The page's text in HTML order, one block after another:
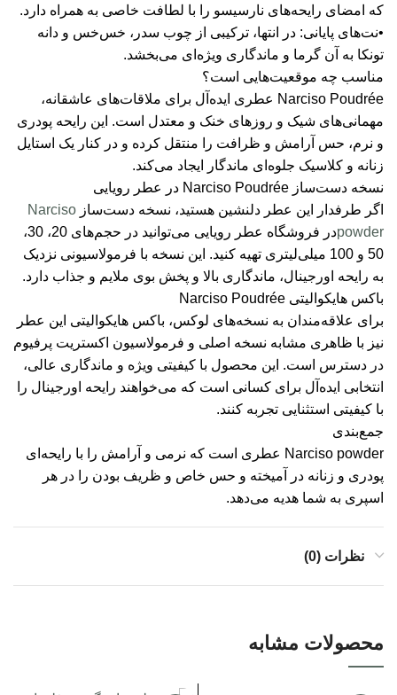
که امضای رایحه‌های نارسیسو را با لطافت خاصی به همراه دارد.
•نت‌های پایانی: در انتها، ترکیبی از چوب سدر، خس‌خس و دانه
تونکا به آن گرما و ماندگاری ویژه‌ای می‌بخشد.
مناسب چه موقعیت‌هایی است؟
Narciso Poudrée عطری ایده‌آل برای ملاقات‌های عاشقانه،
مهمانی‌های شیک و روزهای خنک و معتدل است. این رایحه پودری
و نرم، حس آرامش و ظرافت را منتقل کرده و در کنار یک استایل
زنانه و کلاسیک جلوه‌ای ماندگار ایجاد می‌کند.
نسخه دست‌ساز Narciso Poudrée در عطر رویایی
اگر طرفدار این عطر دلنشین هستید، نسخه دست‌ساز Narciso
powder
در فروشگاه عطر رویایی می‌توانید در حجم‌های 20، 30،
50 و 100 میلی‌لیتری تهیه کنید. این نسخه با فرمولاسیونی نزدیک
به رایحه اورجینال، ماندگاری بالا و پخش بوی ملایم و جذاب دارد.
باکس هایکوالیتی Narciso Poudrée
برای علاقه‌مندان به نسخه‌های لوکس، باکس هایکوالیتی این عطر
نیز با ظاهری مشابه نسخه اصلی و فرمولاسیون اکستریت پرفیوم
در دسترس است. این محصول با کیفیتی ویژه و ماندگاری عالی،
انتخابی ایده‌آل برای کسانی است که می‌خواهند رایحه اورجینال را
با کیفیتی استثنایی تجربه کنند.
جمع‌بندی
Narciso powder عطری است که نرمی و آرامش را با رایحه‌ای
پودری و زنانه در آمیخته و حس خاص و ظریف بودن را در هر
اسپری به شما هدیه می‌دهد.
نظرات (0)
محصولات مشابه